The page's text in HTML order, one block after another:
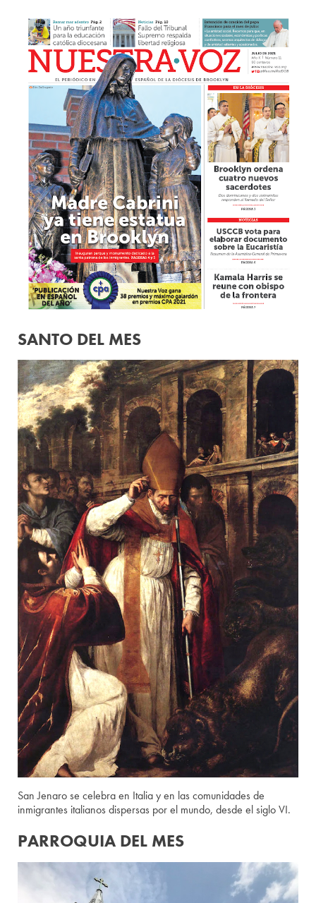
SANTO DEL MES
San Jenaro se celebra en Italia y en las comunidades de
inmigrantes italianos dispersas por el mundo, desde el siglo VI.
PARROQUIA DEL MES